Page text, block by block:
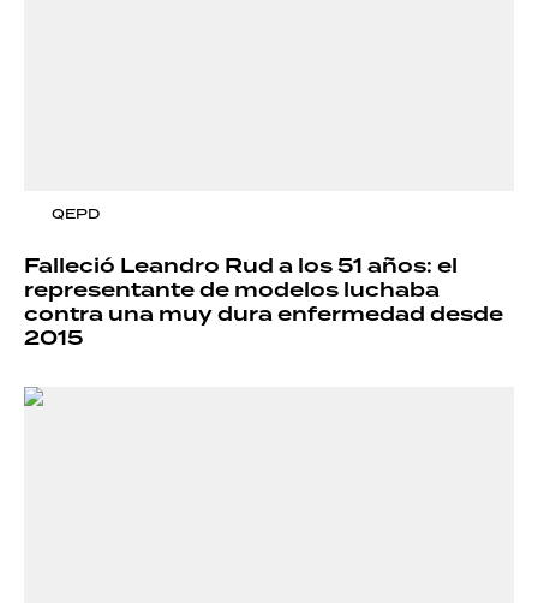
QEPD
Falleció Leandro Rud a los 51 años: el
representante de modelos luchaba
contra una muy dura enfermedad desde
2015